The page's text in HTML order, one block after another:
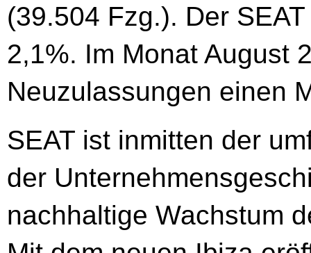
(39.504 Fzg.). Der
2,1%. Im Monat August
Neuzulassungen einen
SEAT ist inmitten der
der
nachhaltige Wachstum